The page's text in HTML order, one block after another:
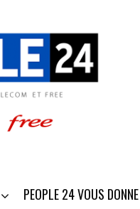
PEOPLE 24 VOUS